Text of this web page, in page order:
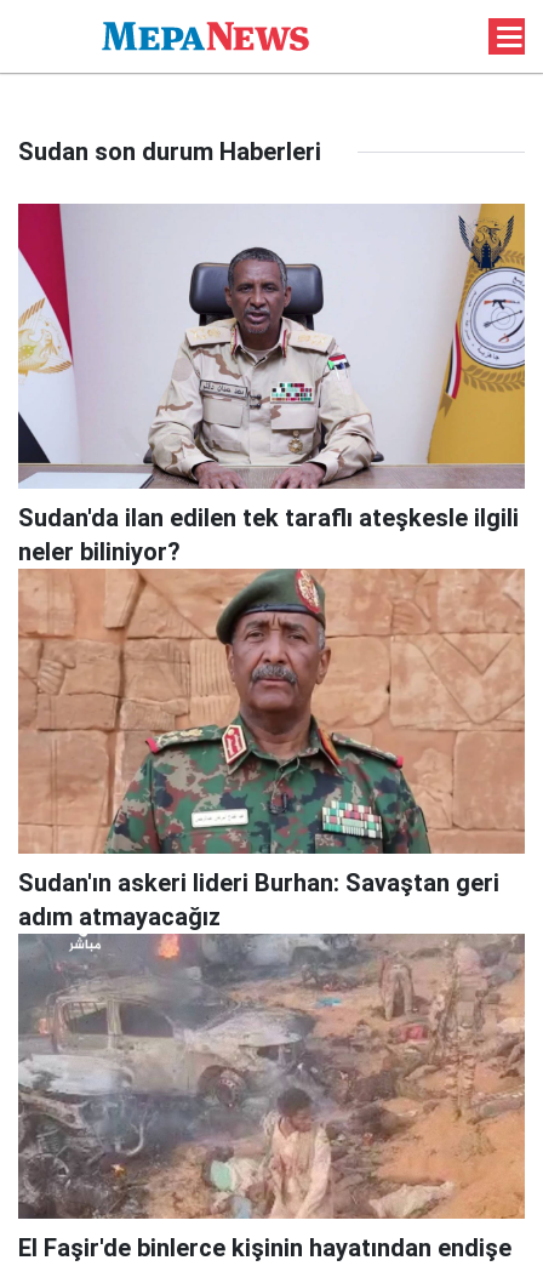
Sudan son durum Haberleri
Sudan'da ilan edilen tek taraflı ateşkesle ilgili
neler biliniyor?
Sudan'ın askeri lideri Burhan: Savaştan geri
adım atmayacağız
El Faşir'de binlerce kişinin hayatından endişe